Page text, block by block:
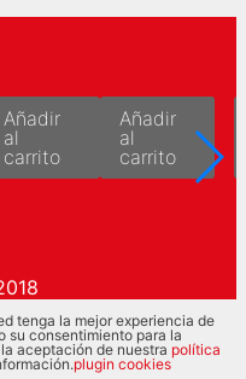
Añadir
al
carrito
Añadir
al
carrito
tenga la mejor experiencia de
su consentimiento para la
aceptación de nuestra política
plugin cookies